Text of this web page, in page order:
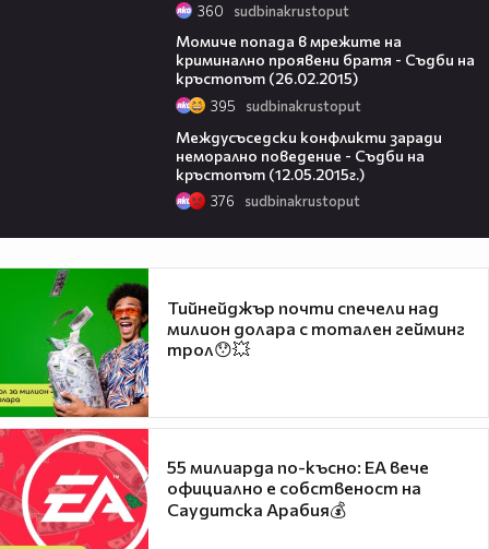
360 sudbinakrustoput
Момиче попада в мрежите на
криминално проявени братя - Съдби на
кръстопът (26.02.2015)
395 sudbinakrustoput
Междусъседски конфликти заради
неморално поведение - Съдби на
кръстопът (12.05.2015г.)
376 sudbinakrustoput
Тийнейджър почти спечели над
милион долара с тотален гейминг
трол😯💥
55 милиарда по-късно: EA вече
официално е собственост на
Саудитска Арабия💰